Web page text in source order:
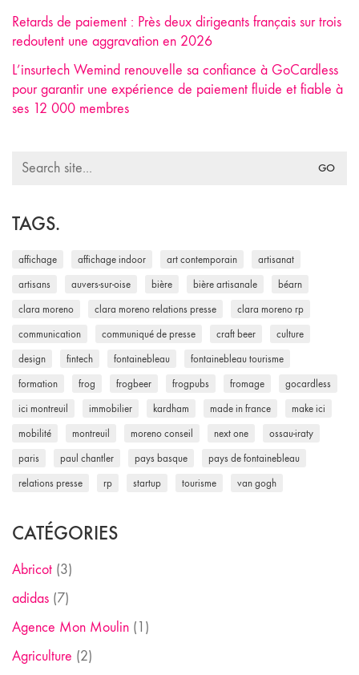
Retards de paiement : Près deux dirigeants français sur trois
redoutent une aggravation en 2026
L’insurtech Wemind renouvelle sa confiance à GoCardless
pour garantir une expérience de paiement fluide et fiable à
ses 12 000 membres
Search
TAGS.
affichage affichage indoor art contemporain artisanat
artisans auvers-sur-oise bière bière artisanale béarn
clara moreno clara moreno relations presse clara moreno rp
communication communiqué de presse craft beer culture
design fintech fontainebleau fontainebleau tourisme
formation frog frogbeer frogpubs fromage gocardless
ici montreuil immobilier kardham made in france make ici
mobilité montreuil moreno conseil next one ossau-iraty
paris paul chantler pays basque pays de fontainebleau
relations presse rp startup tourisme van gogh
CATÉGORIES
Abricot (3)
adidas (7)
Agence Mon Moulin (1)
Agriculture (2)